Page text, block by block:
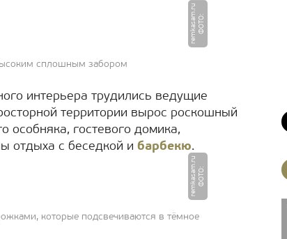
Ф
О
Т
О
:
r
e
m
k
a
s
a
m.
r
u
сплошным забором
интерьера трудились ведущие
территории вырос роскошный
особняка, гостевого домика,
отдыха с беседкой и барбекю.
Ф
О
Т
О
:
r
e
m
k
a
s
a
m.
r
u
которые подсвечиваются в тёмное